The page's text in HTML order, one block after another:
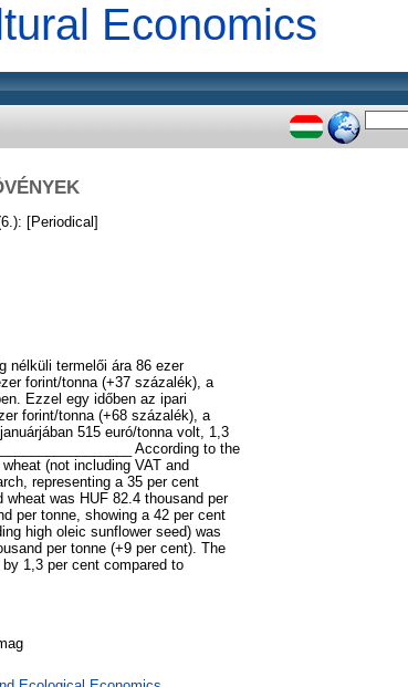
Economics
[Periodical]
nélküli termelői ára 86 ezer
forint/tonna (+37 százalék), a
Ezzel egy időben az ipari
forint/tonna (+68 százalék), a
515 euró/tonna volt, 1,3
According to the
(not including VAT and
representing a 35 per cent
was HUF 82.4 thousand per
per tonne, showing a 42 per cent
high oleic sunflower seed) was
per tonne (+9 per cent). The
1,3 per cent compared to